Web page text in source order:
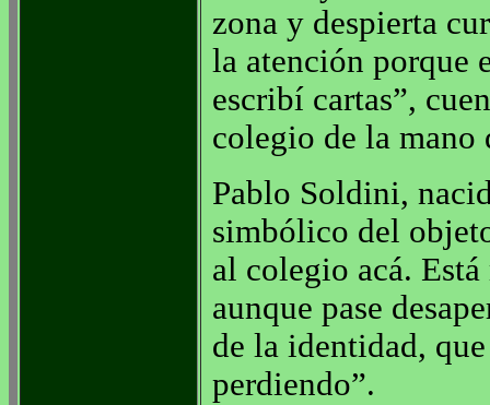
zona y despierta
la atención porque
escribí cartas”,
colegio de la mano
Pablo Soldini,
simbólico del
al colegio acá.
aunque pase
de la identidad,
perdiendo”.